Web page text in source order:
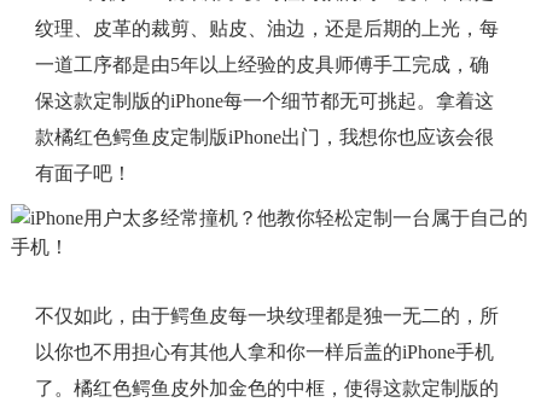
纹理、皮革的裁剪、贴皮、油边，还是后期的上光，每
一道工序都是由5年以上经验的皮具师傅手工完成，确
保这款定制版的iPhone每一个细节都无可挑起。拿着这
款橘红色鳄鱼皮定制版iPhone出门，我想你也应该会很
有面子吧！
不仅如此，由于鳄鱼皮每一块纹理都是独一无二的，所
以你也不用担心有其他人拿和你一样后盖的iPhone手机
了。橘红色鳄鱼皮外加金色的中框，使得这款定制版的